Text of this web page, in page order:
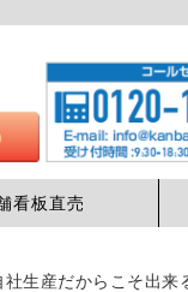
看板直売
生産だからこそ出来